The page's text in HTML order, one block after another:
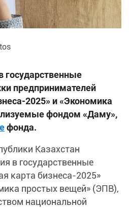
государственные
предпринимателей
2025» и «Экономика
фондом «Даму»,
фонда.
Казахстан
в государственные
карта бизнеса-2025»
простых вещей» (ЭПВ),
национальной